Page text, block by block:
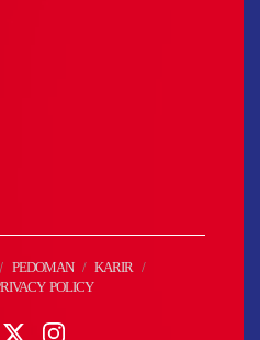
PEDOMAN
KARIR
POLICY